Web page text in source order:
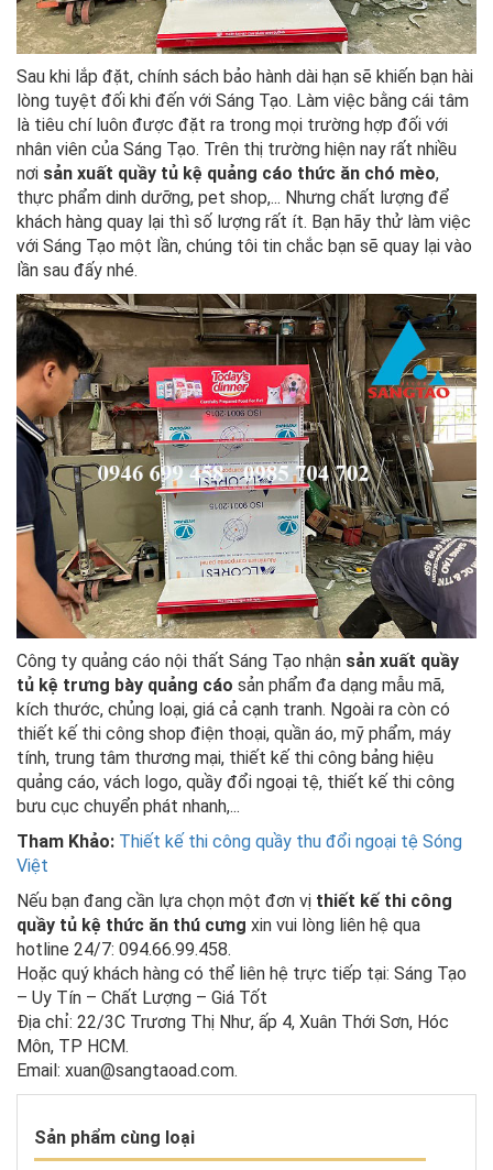
Sau khi lắp đặt, chính sách bảo hành dài hạn sẽ khiến bạn hài
lòng tuyệt đối khi đến với Sáng Tạo. Làm việc bằng cái tâm
là tiêu chí luôn được đặt ra trong mọi trường hợp đối với
nhân viên của Sáng Tạo. Trên thị trường hiện nay rất nhiều
nơi sản xuất quầy tủ kệ quảng cáo thức ăn chó mèo,
thực phẩm dinh dưỡng, pet shop,... Nhưng chất lượng để
khách hàng quay lại thì số lượng rất ít. Bạn hãy thử làm việc
với Sáng Tạo một lần, chúng tôi tin chắc bạn sẽ quay lại vào
lần sau đấy nhé.
Công ty quảng cáo nội thất Sáng Tạo nhận sản xuất quầy
tủ kệ trưng bày quảng cáo sản phẩm đa dạng mẫu mã,
kích thước, chủng loại, giá cả cạnh tranh. Ngoài ra còn có
thiết kế thi công shop điện thoại, quần áo, mỹ phẩm, máy
tính, trung tâm thương mại, thiết kế thi công bảng hiệu
quảng cáo, vách logo, quầy đổi ngoại tệ, thiết kế thi công
bưu cục chuyển phát nhanh,...
Tham Khảo: Thiết kế thi công quầy thu đổi ngoại tệ Sóng
Việt
Nếu bạn đang cần lựa chọn một đơn vị thiết kế thi công
quầy tủ kệ thức ăn thú cưng xin vui lòng liên hệ qua
hotline 24/7: 094.66.99.458.
Hoặc quý khách hàng có thể liên hệ trực tiếp tại: Sáng Tạo
– Uy Tín – Chất Lượng – Giá Tốt
Địa chỉ: 22/3C Trương Thị Như, ấp 4, Xuân Thới Sơn, Hóc
Môn, TP HCM.
Email: xuan@sangtaoad.com.
Sản phẩm cùng loại